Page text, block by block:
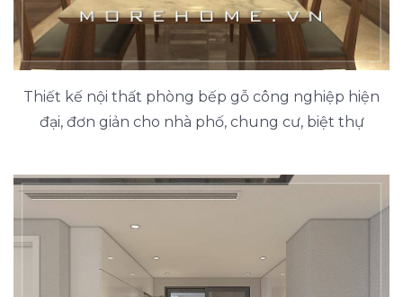
Thiết kế nội thất phòng bếp gỗ công nghiệp hiện
đại, đơn giản cho nhà phố, chung cư, biệt thự